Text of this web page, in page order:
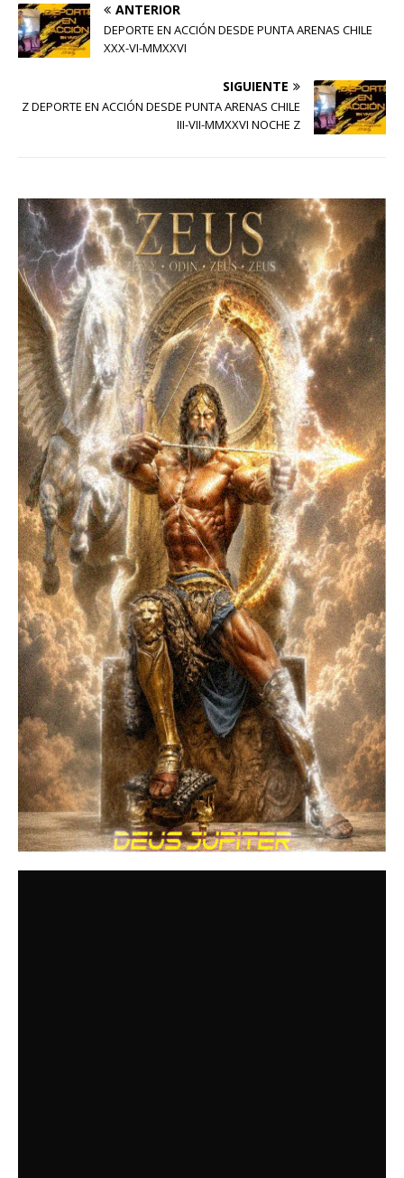
ANTERIOR
DEPORTE EN ACCIÓN DESDE PUNTA ARENAS CHILE
XXX-VI-MMXXVI
SIGUIENTE
Z DEPORTE EN ACCIÓN DESDE PUNTA ARENAS CHILE
III-VII-MMXXVI NOCHE Z